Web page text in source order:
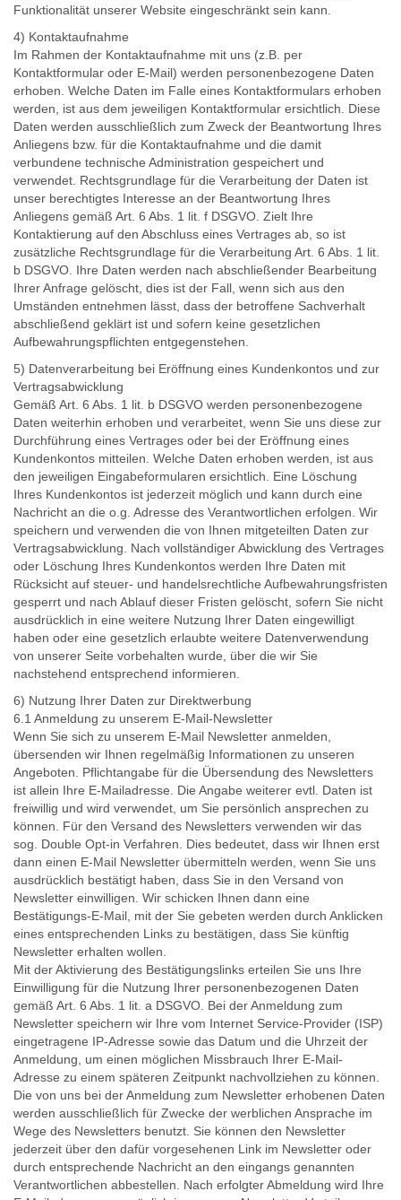
Funktionalität unserer Website eingeschränkt sein kann.
4) Kontaktaufnahme
Im Rahmen der Kontaktaufnahme mit uns (z.B. per
Kontaktformular oder E-Mail) werden personenbezogene Daten
erhoben. Welche Daten im Falle eines Kontaktformulars erhoben
werden, ist aus dem jeweiligen Kontaktformular ersichtlich. Diese
Daten werden ausschließlich zum Zweck der Beantwortung Ihres
Anliegens bzw. für die Kontaktaufnahme und die damit
verbundene technische Administration gespeichert und
verwendet. Rechtsgrundlage für die Verarbeitung der Daten ist
unser berechtigtes Interesse an der Beantwortung Ihres
Anliegens gemäß Art. 6 Abs. 1 lit. f DSGVO. Zielt Ihre
Kontaktierung auf den Abschluss eines Vertrages ab, so ist
zusätzliche Rechtsgrundlage für die Verarbeitung Art. 6 Abs. 1 lit.
b DSGVO. Ihre Daten werden nach abschließender Bearbeitung
Ihrer Anfrage gelöscht, dies ist der Fall, wenn sich aus den
Umständen entnehmen lässt, dass der betroffene Sachverhalt
abschließend geklärt ist und sofern keine gesetzlichen
Aufbewahrungspflichten entgegenstehen.
5) Datenverarbeitung bei Eröffnung eines Kundenkontos und zur
Vertragsabwicklung
Gemäß Art. 6 Abs. 1 lit. b DSGVO werden personenbezogene
Daten weiterhin erhoben und verarbeitet, wenn Sie uns diese zur
Durchführung eines Vertrages oder bei der Eröffnung eines
Kundenkontos mitteilen. Welche Daten erhoben werden, ist aus
den jeweiligen Eingabeformularen ersichtlich. Eine Löschung
Ihres Kundenkontos ist jederzeit möglich und kann durch eine
Nachricht an die o.g. Adresse des Verantwortlichen erfolgen. Wir
speichern und verwenden die von Ihnen mitgeteilten Daten zur
Vertragsabwicklung. Nach vollständiger Abwicklung des Vertrages
oder Löschung Ihres Kundenkontos werden Ihre Daten mit
Rücksicht auf steuer- und handelsrechtliche Aufbewahrungsfristen
gesperrt und nach Ablauf dieser Fristen gelöscht, sofern Sie nicht
ausdrücklich in eine weitere Nutzung Ihrer Daten eingewilligt
haben oder eine gesetzlich erlaubte weitere Datenverwendung
von unserer Seite vorbehalten wurde, über die wir Sie
nachstehend entsprechend informieren.
6) Nutzung Ihrer Daten zur Direktwerbung
6.1 Anmeldung zu unserem E-Mail-Newsletter
Wenn Sie sich zu unserem E-Mail Newsletter anmelden,
übersenden wir Ihnen regelmäßig Informationen zu unseren
Angeboten. Pflichtangabe für die Übersendung des Newsletters
ist allein Ihre E-Mailadresse. Die Angabe weiterer evtl. Daten ist
freiwillig und wird verwendet, um Sie persönlich ansprechen zu
können. Für den Versand des Newsletters verwenden wir das
sog. Double Opt-in Verfahren. Dies bedeutet, dass wir Ihnen erst
dann einen E-Mail Newsletter übermitteln werden, wenn Sie uns
ausdrücklich bestätigt haben, dass Sie in den Versand von
Newsletter einwilligen. Wir schicken Ihnen dann eine
Bestätigungs-E-Mail, mit der Sie gebeten werden durch Anklicken
eines entsprechenden Links zu bestätigen, dass Sie künftig
Newsletter erhalten wollen.
Mit der Aktivierung des Bestätigungslinks erteilen Sie uns Ihre
Einwilligung für die Nutzung Ihrer personenbezogenen Daten
gemäß Art. 6 Abs. 1 lit. a DSGVO. Bei der Anmeldung zum
Newsletter speichern wir Ihre vom Internet Service-Provider (ISP)
eingetragene IP-Adresse sowie das Datum und die Uhrzeit der
Anmeldung, um einen möglichen Missbrauch Ihrer E-Mail-
Adresse zu einem späteren Zeitpunkt nachvollziehen zu können.
Die von uns bei der Anmeldung zum Newsletter erhobenen Daten
werden ausschließlich für Zwecke der werblichen Ansprache im
Wege des Newsletters benutzt. Sie können den Newsletter
jederzeit über den dafür vorgesehenen Link im Newsletter oder
durch entsprechende Nachricht an den eingangs genannten
Verantwortlichen abbestellen. Nach erfolgter Abmeldung wird Ihre